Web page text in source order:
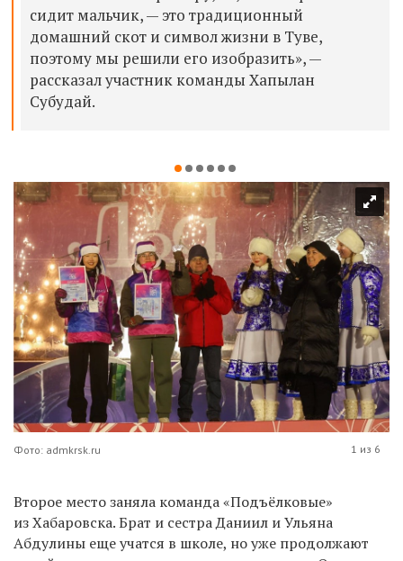
сидит мальчик, — это традиционный
домашний скот и символ жизни в Туве,
поэтому мы решили его изобразить», —
рассказал участник команды Хапылан
Субудай.
Фото: admkrsk.ru 1 из 6
Второе место заняла команда «Подъёлковые»
из Хабаровска. Брат и сестра Даниил и Ульяна
Абдулины еще учатся в школе, но уже продолжают